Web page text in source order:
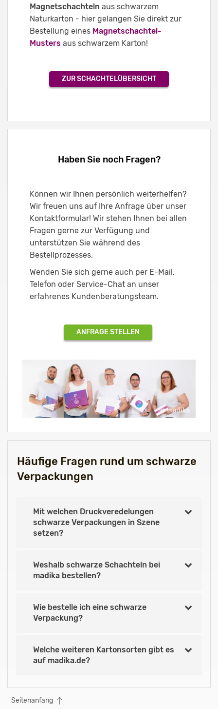
Magnetschachteln aus schwarzem
Naturkarton - hier gelangen Sie direkt zur
Bestellung eines Magnetschachtel-
Musters aus schwarzem Karton!
ZUR SCHACHTELÜBERSICHT
Haben Sie noch Fragen?
Können wir Ihnen persönlich weiterhelfen?
Wir freuen uns auf Ihre Anfrage über unser
Kontaktformular! Wir stehen Ihnen bei allen
Fragen gerne zur Verfügung und
unterstützen Sie während des
Bestellprozesses.
Wenden Sie sich gerne auch per E-Mail,
Telefon oder Service-Chat an unser
erfahrenes Kundenberatungsteam.
ANFRAGE STELLEN
Häufige Fragen rund um schwarze
Verpackungen
Mit welchen Druckveredelungen
schwarze Verpackungen in Szene
setzen?
Weshalb schwarze Schachteln bei
madika bestellen?
Wie bestelle ich eine schwarze
Verpackung?
Welche weiteren Kartonsorten gibt es
auf madika.de?
Seitenanfang